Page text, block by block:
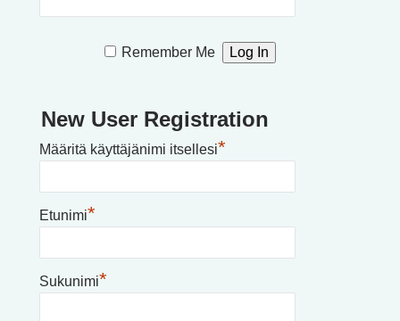
Remember Me
New User Registration
Määritä käyttäjänimi itsellesi*
Etunimi*
Sukunimi*